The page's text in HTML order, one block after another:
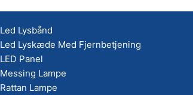
Led Lysbånd
Led Lyskæde Med Fjernbetjening
LED Panel
Messing Lampe
Rattan Lampe